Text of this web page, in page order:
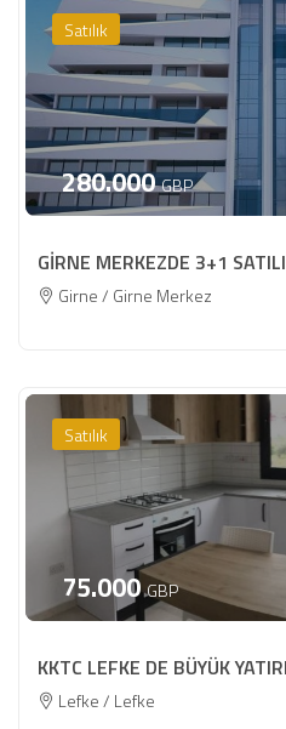
Satılık
280.000 GBP
GİRNE MERKEZDE 3+1
Girne / Girne Merkez
Satılık
75.000 GBP
KKTC LEFKE DE BÜYÜK
Lefke / Lefke